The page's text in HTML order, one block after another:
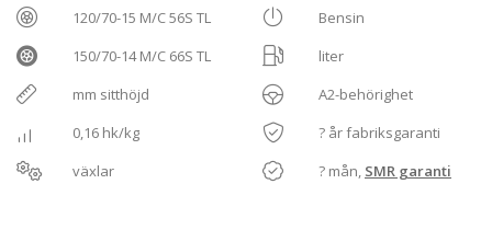
120/70-15 M/C 56S TL
150/70-14 M/C 66S TL
mm sitthöjd
0,16 hk/kg
växlar
Bensin
liter
A2-behörighet
? år fabriksgaranti
? mån, SMR garanti